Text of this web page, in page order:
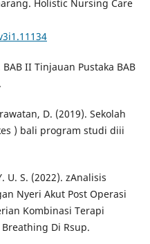
Holistic Nursing Care
II Tinjauan Pustaka BAB
D. (2019). Sekolah
) bali program studi diii
U. S. (2022). zAnalisis
Nyeri Akut Post Operasi
Kombinasi Terapi
Di Rsup.